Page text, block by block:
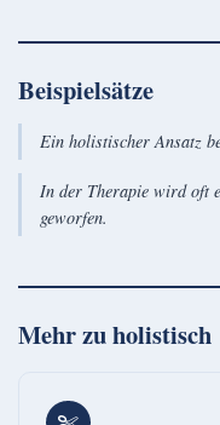
Beispielsätze
Ein holistischer Ansatz
In der Therapie wird oft
geworfen.
Mehr zuholistisch